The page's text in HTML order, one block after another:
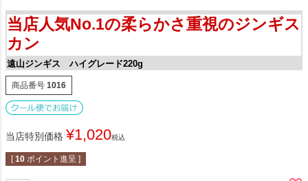
当店人気No.1の柔らかさ重視のジンギス
カン
遠山ジンギス ハイグレード220g
商品番号 1016
当店特別価格 ¥1,020税込
[ 10 ポイント進呈 ]